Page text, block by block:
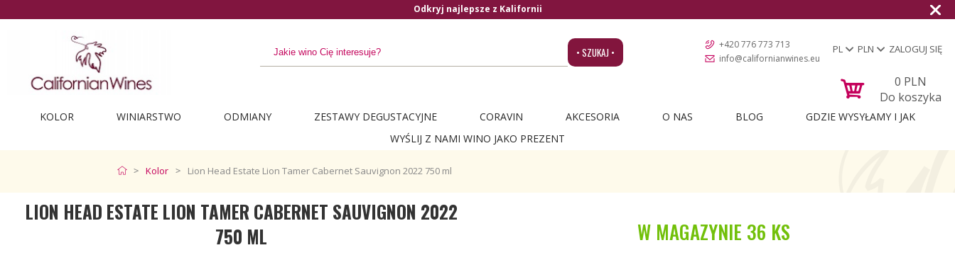
Odkryj najlepsze z Kalifornii
• SZUKAJ •
+420 776 773 713
info@californianwines.eu
PL PLN ZALOGUJ SIĘ
0 PLN
Do koszyka
KOLOR WINIARSTWO ODMIANY ZESTAWY DEGUSTACYJNE CORAVIN AKCESORIA O NAS BLOG
GDZIE WYSYŁAMY I JAK
WYŚLIJ Z NAMI WINO JAKO PREZENT
Kolor Lion Head Estate Lion Tamer Cabernet Sauvignon 2022 750 ml
LION HEAD ESTATE LION TAMER CABERNET SAUVIGNON 2022
750 ML
W MAGAZYNIE 36 KS